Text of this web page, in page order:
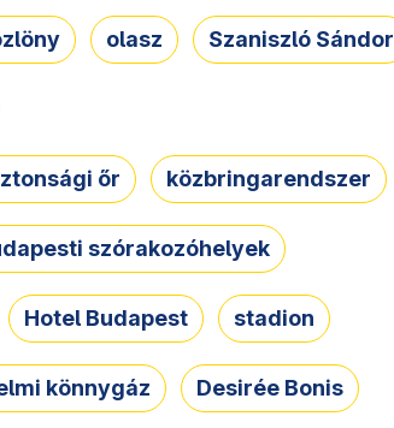
olasz Szaniszló Sándor
őr közbringarendszer
szórakozóhelyek
Hotel Budapest stadion
könnygáz Desirée Bonis